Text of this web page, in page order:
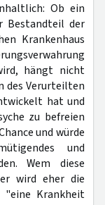
Ob ein
Bestandteil der
Krankenhaus
hängt nicht
des Verurteilten
hat und
zu befreien
und würde
und
Wem diese
wird eher die
Krankheit